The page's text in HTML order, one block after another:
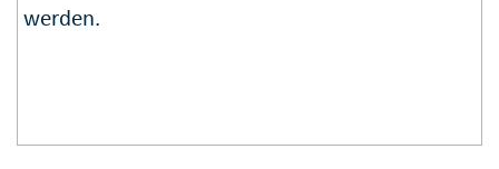
werden.